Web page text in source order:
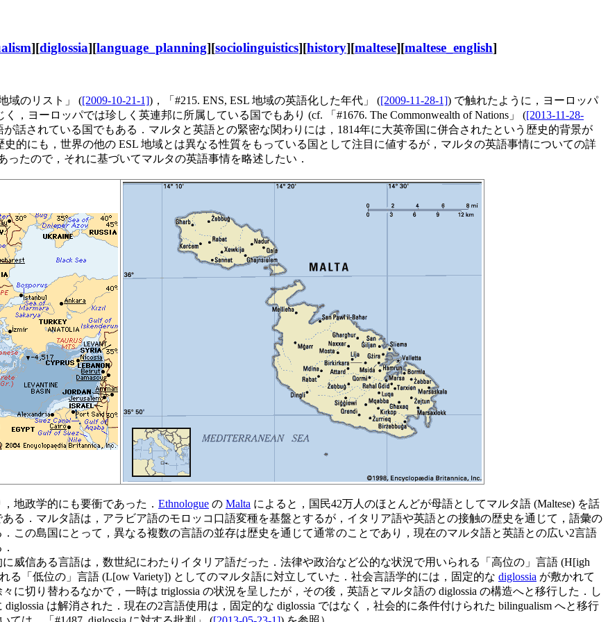
][diglossia][language_planning][sociolinguistics][history][maltese][maltese_english]
域のリスト」 ([2009-10-21-1])，「#215. ENS, ESL 地域の英語化した年代」 ([2009-11-28-1]) で触れたように，ヨーロッパ
く，ヨーロッパでは珍しく英連邦に所属している国でもあり (cf. 「#1676. The Commonwealth of Nations」 ([2013-11-28-
話されている国でもある．マルタと英語との緊密な関わりには，1814年に大英帝国に併合されたという歴史的背景が
史的にも，世界の他の ESL 地域とは異なる性質をもっている国として注目に値するが，マルタの英語事情についての詳
たので，それに基づいてマルタの英語事情を略述したい．
地政学的にも要衝であった． Ethnologue の Malta によると，国民42万人のほとんどが母語としてマルタ語 (Maltese) を話
る．マルタ語は，アラビア語のモロッコ口語変種を基盤とするが，イタリア語や英語との接触の歴史を通じて，語彙の
この島国にとって，異なる複数の言語の並存は歴史を通じて通常のことであり，現在のマルタ語と英語との広い2言語
威信ある言語は，数世紀にわたりイタリア語だった．法律や政治など公的な状況で用いられる「高位の」言語 (H[igh
る「低位の」言語 (L[ow Variety]) としてのマルタ語に対立していた．社会言語学的には，固定的な diglossia が敷かれて
に切り替わるなかで，一時は triglossia の状況を呈したが，その後，英語とマルタ語の diglossia の構造へと移行した．し
は解消された．現在の2言語使用は，固定的な diglossia ではなく，社会的に条件付けられた bilingualism へと移行